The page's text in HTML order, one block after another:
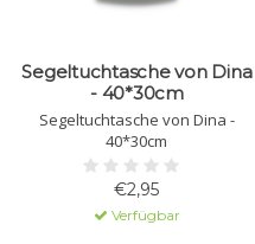
Segeltuchtasche von Dina
- 40*30cm
Segeltuchtasche von Dina -
40*30cm
€2,95
Verfügbar